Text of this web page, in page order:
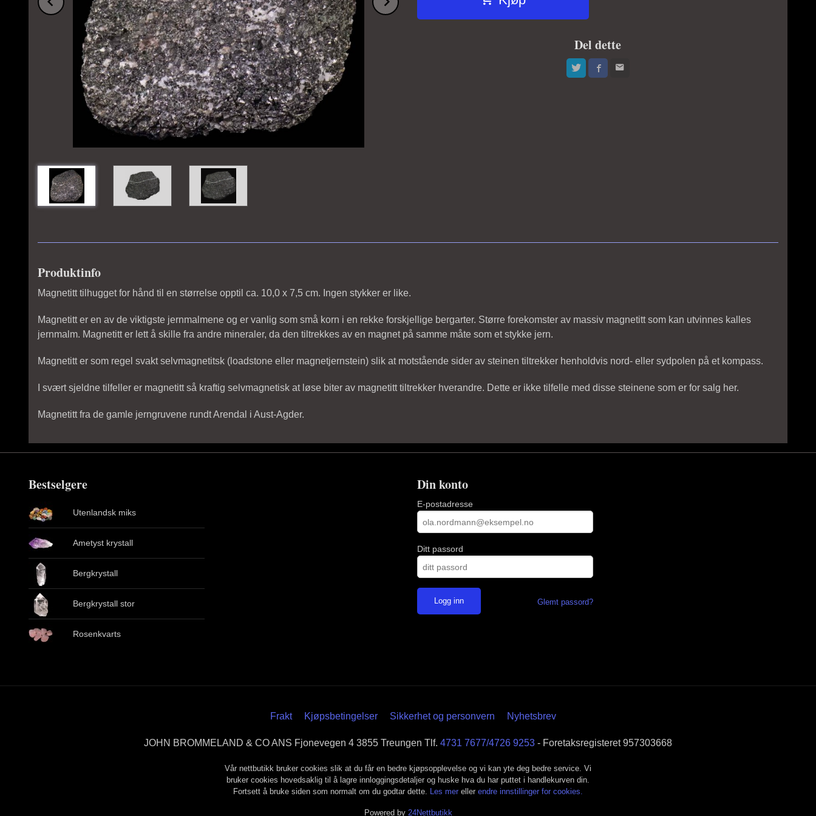
Del dette
Produktinfo
Magnetitt tilhugget for hånd til en størrelse opptil ca. 10,0 x 7,5 cm. Ingen stykker er like.
Magnetitt er en av de viktigste jernmalmene og er vanlig som små korn i en rekke forskjellige bergarter. Større forekomster av massiv magnetitt som kan utvinnes kalles
jernmalm. Magnetitt er lett å skille fra andre mineraler, da den tiltrekkes av en magnet på samme måte som et stykke jern.
Magnetitt er som regel svakt selvmagnetitsk (loadstone eller magnetjernstein) slik at motstående sider av steinen tiltrekker henholdvis nord- eller sydpolen på et kompass.
I svært sjeldne tilfeller er magnetitt så kraftig selvmagnetisk at løse biter av magnetitt tiltrekker hverandre. Dette er ikke tilfelle med disse steinene som er for salg her.
Magnetitt fra de gamle jerngruvene rundt Arendal i Aust-Agder.
Bestselgere
Utenlandsk miks
Ametyst krystall
Bergkrystall
Bergkrystall stor
Rosenkvarts
Din konto
E-postadresse
Ditt passord
Glemt passord?
Frakt Kjøpsbetingelser Sikkerhet og personvern Nyhetsbrev
JOHN BROMMELAND & CO ANS Fjonevegen 4 3855 Treungen Tlf. 4731 7677/4726 9253 - Foretaksregisteret 957303668
Vår nettbutikk bruker cookies slik at du får en bedre kjøpsopplevelse og vi kan yte deg bedre service. Vi
bruker cookies hovedsaklig til å lagre innloggingsdetaljer og huske hva du har puttet i handlekurven din.
Fortsett å bruke siden som normalt om du godtar dette. Les mer eller endre innstillinger for cookies.
Powered by 24Nettbutikk